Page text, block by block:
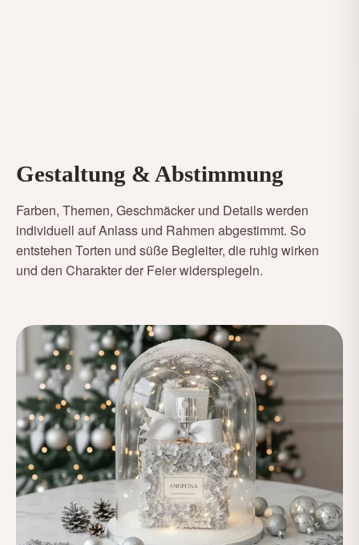
Gestaltung & Abstimmung
Farben, Themen, Geschmäcker und Details werden
individuell auf Anlass und Rahmen abgestimmt. So
entstehen Torten und süße Begleiter, die ruhig wirken
und den Charakter der Feier widerspiegeln.